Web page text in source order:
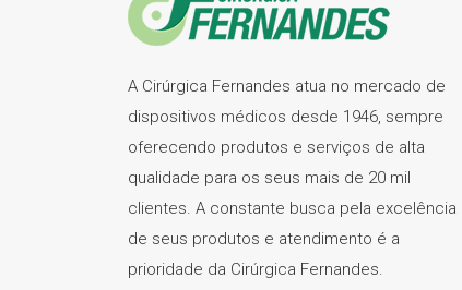
A Cirúrgica Fernandes atua no mercado de
dispositivos médicos desde 1946, sempre
oferecendo produtos e serviços de alta
qualidade para os seus mais de 20 mil
clientes. A constante busca pela excelência
de seus produtos e atendimento é a
prioridade da Cirúrgica Fernandes.